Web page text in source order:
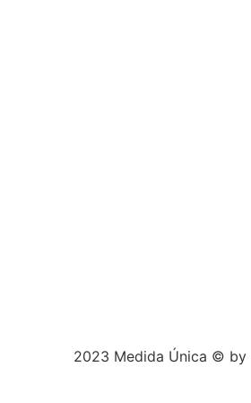
2023 Medida Única © by